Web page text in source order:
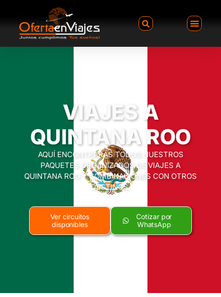
VIAJES A
QUINTANA ROO
AQUÍ ENCONTRARÁS TODOS NUESTROS
PAQUETES ORGANIZADOS DE VIAJES A
QUINTANA ROO Y COMBINACIONES CON OTROS
DESTINOS.
Ver circuitos
disponibles
Cotizar por
WhatsApp